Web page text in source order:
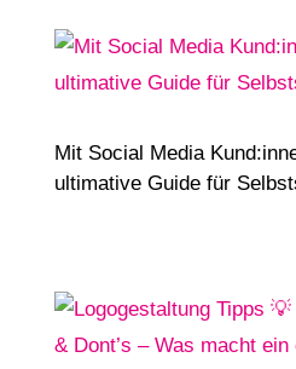
Mit Social Media
ultimative Guide für